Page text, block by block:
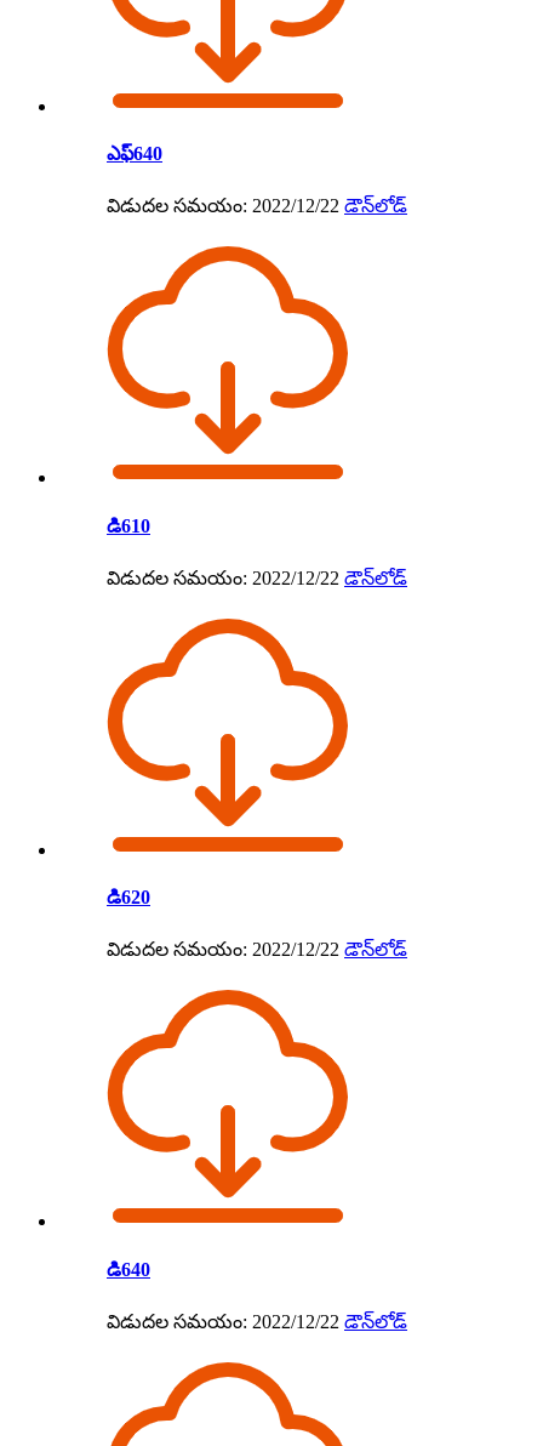
ఎఫ్640
విడుదల సమయం: 2022/12/22 డౌన్‌లోడ్
డి610
విడుదల సమయం: 2022/12/22 డౌన్‌లోడ్
డి620
విడుదల సమయం: 2022/12/22 డౌన్‌లోడ్
డి640
విడుదల సమయం: 2022/12/22 డౌన్‌లోడ్